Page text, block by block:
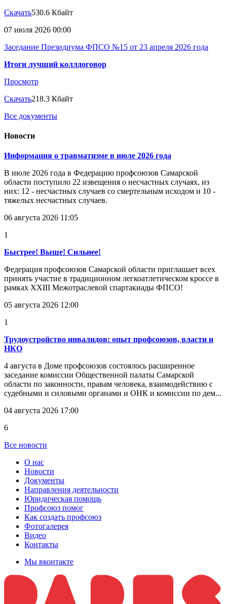
Скачать530.6 Кбайт
07 июля 2026 00:00
Заседание Президиума ФПСО №15 от 23 апреля 2026 года
Итоги лучший коллдоговор
Просмотр
Скачать218.3 Кбайт
Все документы
Новости
Информация о травматизме в июле 2026 года
В июле 2026 года в Федерацию профсоюзов Самарской
области поступило 22 извещения о несчастных случаях, из
них: 12 - несчастных случаев со смертельным исходом и 10 -
тяжелых несчастных случаев.
06 августа 2026 11:05
1
Быстрее! Выше! Сильнее!
Федерация профсоюзов Самарской области приглашает всех
принять участие в традиционном легкоатлетическом кроссе в
рамках XXIII Межотраслевой спартакиады ФПСО!
05 августа 2026 12:00
1
Трудоустройство инвалидов: опыт профсоюзов, власти и
НКО
4 августа в Доме профсоюзов состоялось расширенное
заседание комиссии Общественной палаты Самарской
области по законности, правам человека, взаимодействию с
судебными и силовыми органами и ОНК и комиссии по дем...
04 августа 2026 17:00
6
Все новости
О нас
Новости
Документы
Направления деятельности
Юридическая помощь
Профсоюз помог
Как создать профсоюз
Фотогалерея
Видео
Контакты
Мы вконтакте